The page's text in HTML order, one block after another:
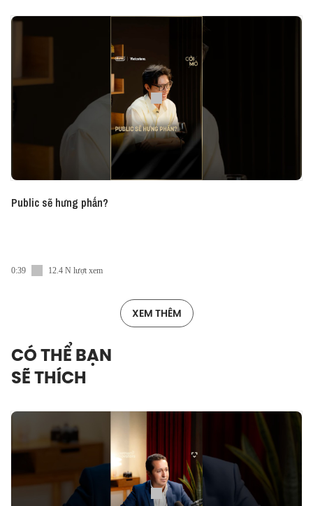
Public sẽ hưng phấn?
0:39 12.4 N lượt xem
XEM THÊM
CÓ THỂ BẠN
SẼ THÍCH